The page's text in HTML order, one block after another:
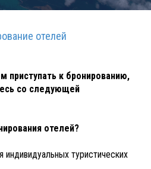
отелей
к бронированию,
со следующей
отелей?
индивидуальных туристических